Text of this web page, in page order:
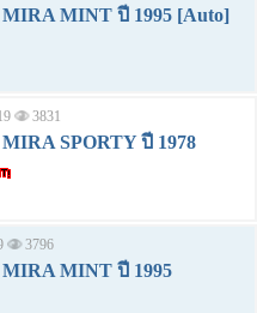
MINT ปี 1995 [Auto]
3831
SPORTY ปี 1978
3796
MINT ปี 1995